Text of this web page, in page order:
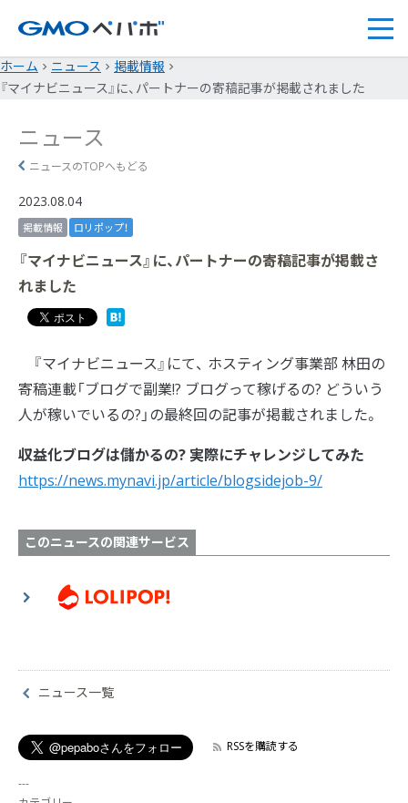
ホーム ニュース
掲載情報
『マイナビニュース』に、パートナーの寄稿記事が掲載されました
ニュース
ニュースのTOPへもどる
2023.08.04
掲載情報 ロリポップ！
『マイナビニュース』に、パートナーの寄稿記事が掲載さ
れました
『マイナビニュース』にて、 ホスティング事業部 林田の
寄稿連載「ブログで副業!? ブログって稼げるの? どういう
人が稼いでいるの?」の最終回の記事が掲載されました。
収益化ブログは儲かるの? 実際にチャレンジしてみた
https://news.mynavi.jp/article/blogsidejob-9/
このニュースの関連サービス
ニュース一覧
RSSを購読する